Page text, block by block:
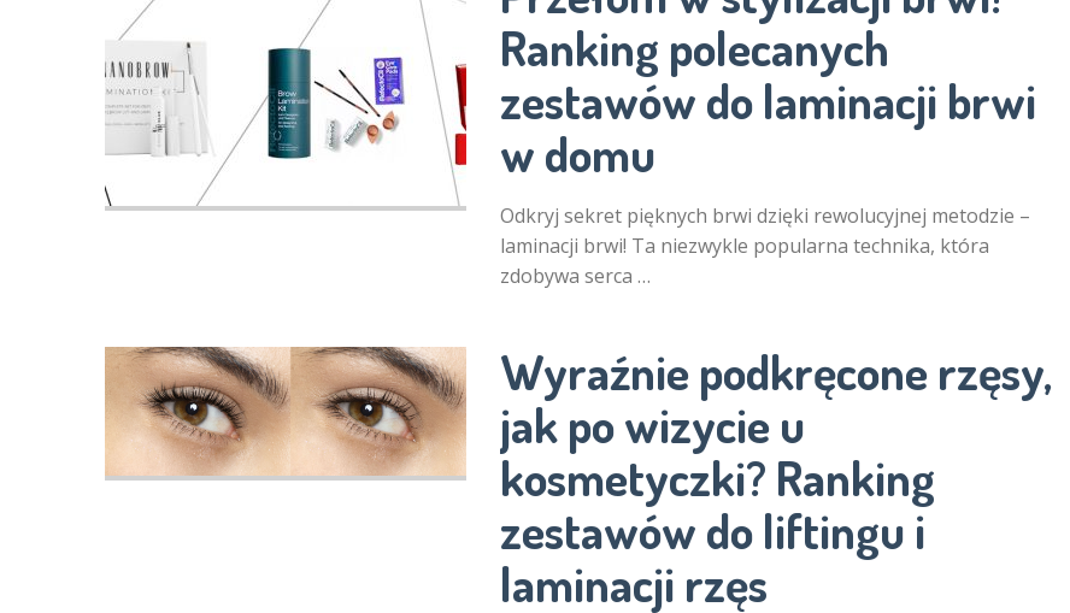
Ranking polecanych
zestawów do laminacji brwi
w domu
Odkryj sekret pięknych brwi dzięki rewolucyjnej metodzie –
laminacji brwi! Ta niezwykle popularna technika, która
zdobywa serca …
Wyraźnie podkręcone rzęsy,
jak po wizycie u
kosmetyczki? Ranking
zestawów do liftingu i
laminacji rzęs